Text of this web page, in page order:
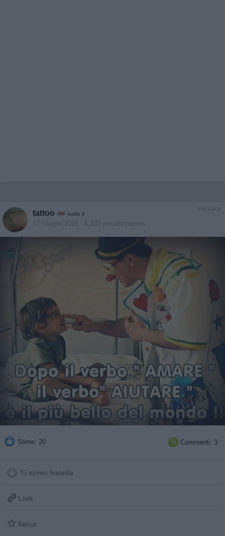
Vaccata
tattoo livello 8
17 Giugno 2016 - 6.333 visualizzazioni
Stime: 20  Commenti: 3
Ti stimo fratella
 Link
 Salva